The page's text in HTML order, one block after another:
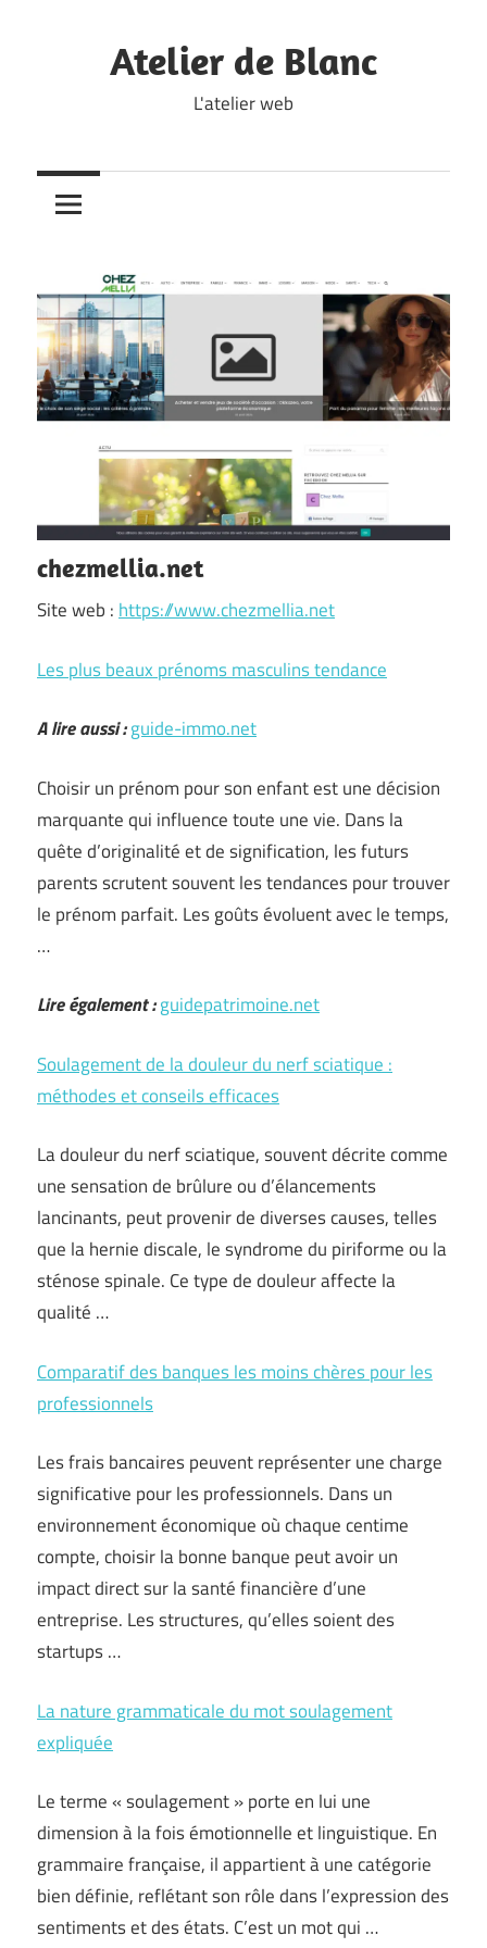
Atelier de Blanc
L'atelier web
chezmellia.net
Site web : https://www.chezmellia.net
Les plus beaux prénoms masculins tendance
A lire aussi :guide-immo.net
Choisir un prénom pour son enfant est une décision
marquante qui influence toute une vie. Dans la
quête d’originalité et de signification, les futurs
parents scrutent souvent les tendances pour trouver
le prénom parfait. Les goûts évoluent avec le temps,
…
Lire également :guidepatrimoine.net
Soulagement de la douleur du nerf sciatique :
méthodes et conseils efficaces
La douleur du nerf sciatique, souvent décrite comme
une sensation de brûlure ou d’élancements
lancinants, peut provenir de diverses causes, telles
que la hernie discale, le syndrome du piriforme ou la
sténose spinale. Ce type de douleur affecte la
qualité …
Comparatif des banques les moins chères pour les
professionnels
Les frais bancaires peuvent représenter une charge
significative pour les professionnels. Dans un
environnement économique où chaque centime
compte, choisir la bonne banque peut avoir un
impact direct sur la santé financière d’une
entreprise. Les structures, qu’elles soient des
startups …
La nature grammaticale du mot soulagement
expliquée
Le terme « soulagement » porte en lui une
dimension à la fois émotionnelle et linguistique. En
grammaire française, il appartient à une catégorie
bien définie, reflétant son rôle dans l’expression des
sentiments et des états. C’est un mot qui …